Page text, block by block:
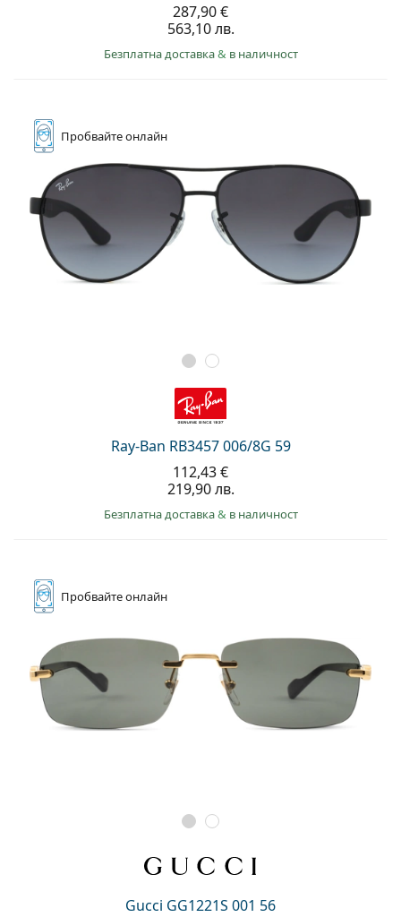
287,90 €
563,10 лв.
Безплатна доставка& в наличност
Пробвайтеонлайн
Ray-Ban RB3457 006/8G 59
112,43 €
219,90 лв.
Безплатна доставка& в наличност
Пробвайтеонлайн
Gucci GG1221S 001 56